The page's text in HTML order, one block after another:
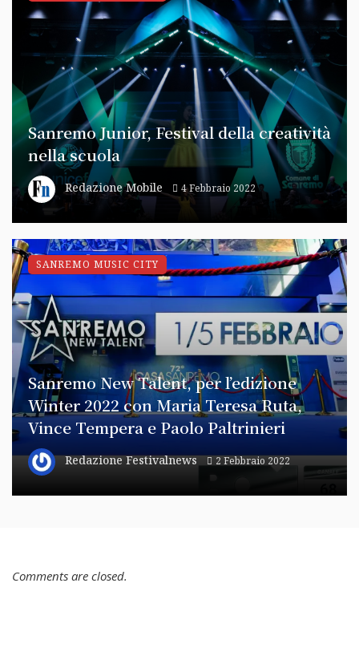
Sanremo Junior, Festival della creatività
nella scuola
Redazione Mobile 4 Febbraio 2022
Sanremo New Talent, per l’edizione
Winter 2022 con Maria Teresa Ruta,
Vince Tempera e Paolo Paltrinieri
Redazione Festivalnews 2 Febbraio 2022
SANREMO MUSIC CITY
Comments are closed.